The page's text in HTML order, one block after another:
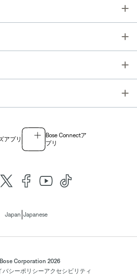
アプリ
Bose Connectア
プリ
Japan Japanese
Corporation 2026
バシーポリシーアクセシビリティ